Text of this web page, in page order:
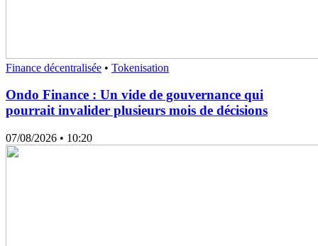
Finance décentralisée • Tokenisation
Ondo Finance : Un vide de gouvernance qui
pourrait invalider plusieurs mois de décisions
07/08/2026 • 10:20